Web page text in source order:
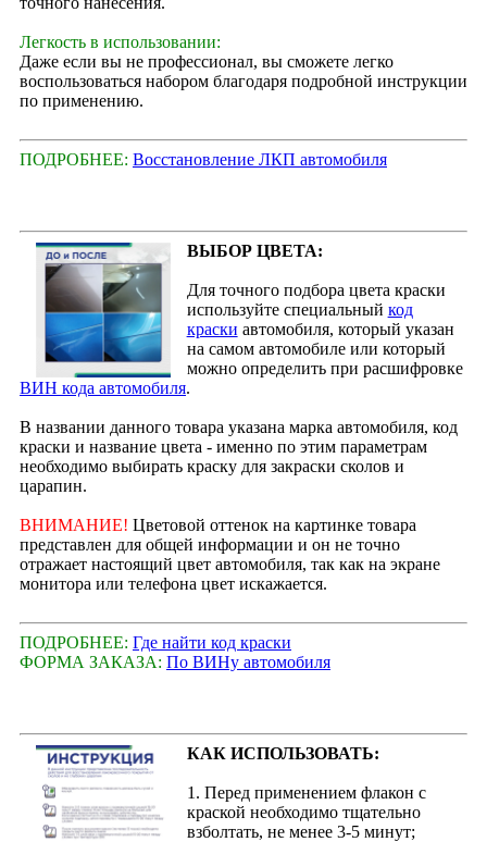
Легкость в использовании:
Даже если вы не профессионал, вы сможете легко
воспользоваться набором благодаря подробной инструкции
по применению.
ПОДРОБНЕЕ: Восстановление ЛКП автомобиля
ВЫБОР ЦВЕТА:
Для точного подбора цвета краски
используйте специальный код
краски автомобиля, который указан
на самом автомобиле или который
можно определить при расшифровке
ВИН кода автомобиля.
В названии данного товара указана марка автомобиля, код
краски и название цвета - именно по этим параметрам
необходимо выбирать краску для закраски сколов и
царапин.
ВНИМАНИЕ! Цветовой оттенок на картинке товара
представлен для общей информации и он не точно
отражает настоящий цвет автомобиля, так как на экране
монитора или телефона цвет искажается.
ПОДРОБНЕЕ: Где найти код краски
ФОРМА ЗАКАЗА: По ВИНу автомобиля
КАК ИСПОЛЬЗОВАТЬ:
1. Перед применением флакон с
краской необходимо тщательно
взболтать, не менее 3-5 минут;